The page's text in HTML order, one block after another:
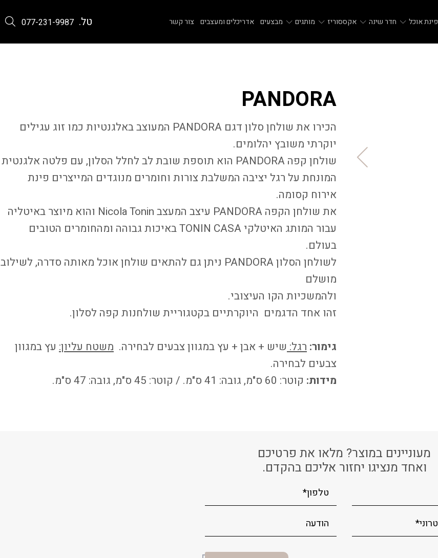
פינת אוכל חדר שינה אקססוריז מותגים מבצעים אדריכלים ומעצבים צור קשר טל. 077-231-9987
PANDORA
הכירו את שולחן סלון דגם PANDORA המעוצב באלגנטיות כמו זוג עגילים
יוקרתי משובץ יהלומים.
שולחן קפה PANDORA הוא תוספת שובת לב לחלל הסלון, עם פלטה אלגנטית
המונחת על רגל יציבה המשלבת צורות וחומרים מנוגדים המייצרים פינת
אירוח קסומה.
את שולחן הקפה PANDORA עיצב המעצב Nicola Tonin והוא מיוצר באיטליה
עבור המותג האיטלקי TONIN CASA באיכות גבוהה ומהחומרים הטובים
בעולם.
לשולחן הסלון PANDORA ניתן גם להתאים שולחן אוכל מאותה סדרה, לשילוב
מושלם
ולהמשכיות הקו העיצובי.
זהו אחד הדגמים היוקרתיים בקטגוריית שולחנות קפה לסלון.
גימור: רגל: שיש + אבן + עץ במגוון צבעים לבחירה. משטח עליון: עץ במגוון
צבעים לבחירה.
מידות: קוטר: 60 ס"מ, גובה: 41 ס"מ. / קוטר: 45 ס"מ, גובה: 47 ס"מ.
מעוניינים במוצר? מלאו את פרטיכם
ואחד מנציגו יחזור אליכם בהקדם.